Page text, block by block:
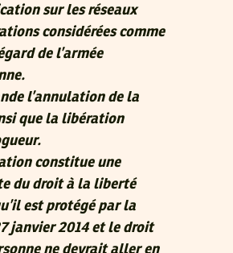
sur les réseaux
considérées comme
de l’armée
l’annulation de la
que la libération
constitue une
du droit à la liberté
est protégé par la
janvier 2014 et le droit
ne devrait aller en